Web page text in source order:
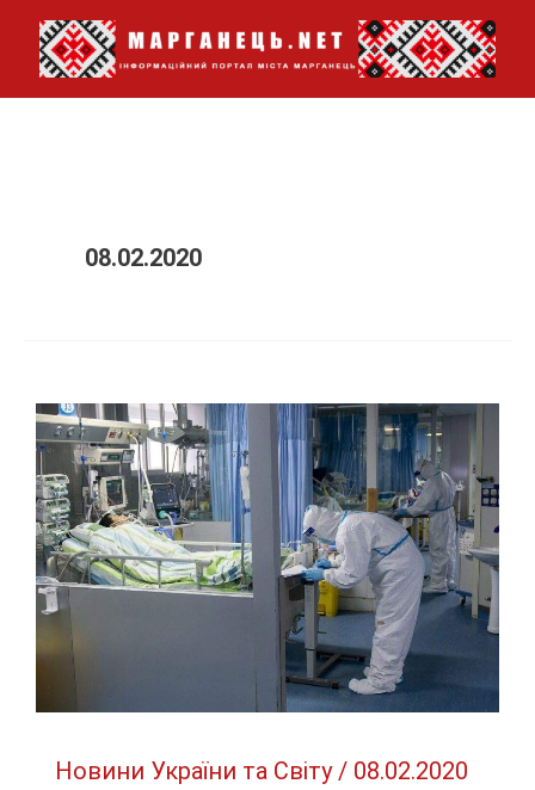
Перейти
вмісту
08.02.2020
Новини України та Світу/ 08.02.2020